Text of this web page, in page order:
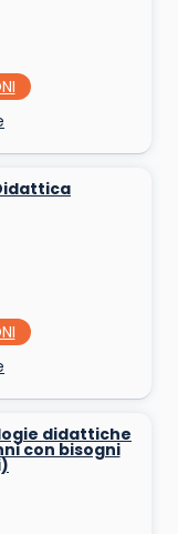
didattiche
con bisogni